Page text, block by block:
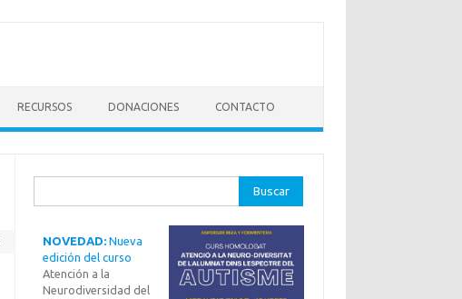
RECURSOS DONACIONES CONTACTO
NOVEDAD: Nueva
edición del curso
Atención a la
Neurodiversidad del